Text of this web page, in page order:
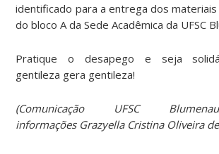
identificado para a entrega dos materiais
do bloco A da Sede Acadêmica da UFSC
Pratique o desapego e seja
gentileza gera gentileza!
(Comunicação UFSC
informações Grazyella Cristina Oliveira